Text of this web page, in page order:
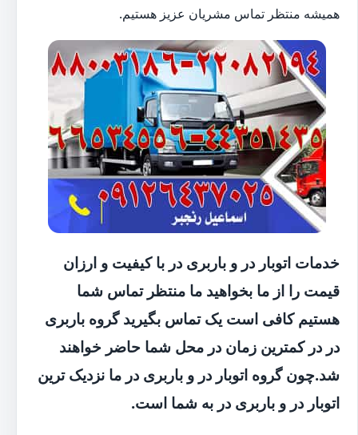
همیشه منتظر تماس مشریان عزیز هستیم.
خدمات اتوبار در و باربری در با کیفیت و ارزان
قیمت را از ما بخواهید ما منتظر تماس شما
هستیم کافی است یک تماس بگیرید گروه باربری
در در کمترین زمان در محل شما حاضر خواهند
شد.چون گروه اتوبار در و باربری در ما نزدیک ترین
اتوبار در و باربری در به شما است.